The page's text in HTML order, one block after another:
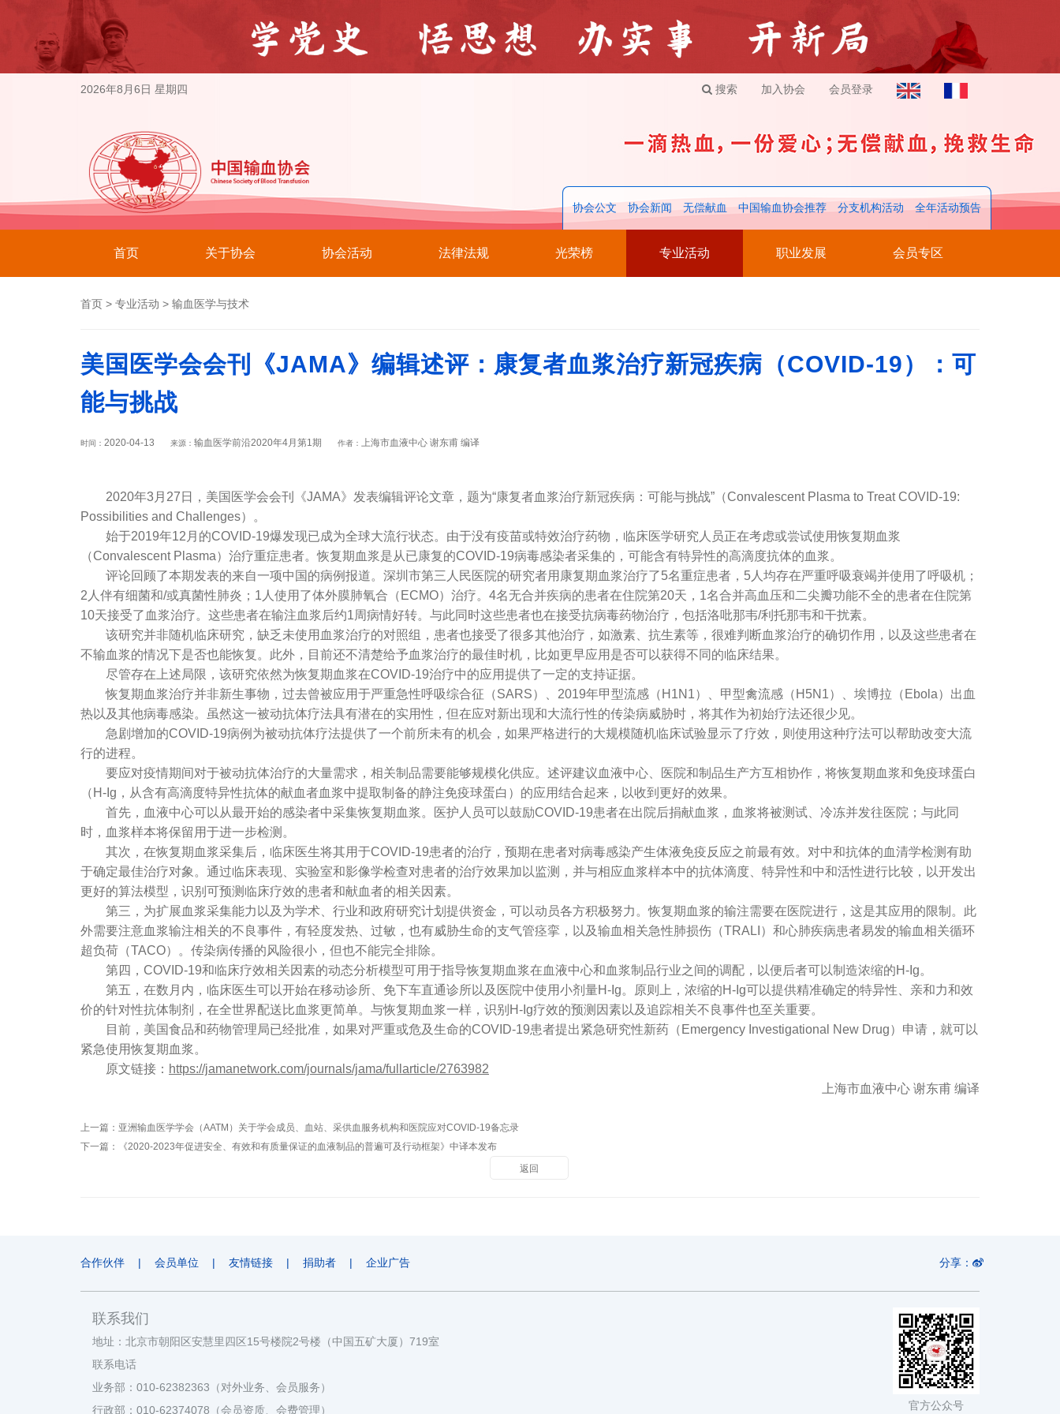
2026年8月6日 星期四 搜索 加入协会 会员登录
协会公文 协会新闻 无偿献血 中国输血协会推荐 分支机构活动 全年活动预告
首页 关于协会 协会活动 法律法规 光荣榜 专业活动 职业发展 会员专区
首页 > 专业活动 > 输血医学与技术
美国医学会会刊《JAMA》编辑述评：康复者血浆治疗新冠疾病（COVID-19）：可
能与挑战
时间： 2020-04-13 来源： 输血医学前沿2020年4月第1期 作者： 上海市血液中心 谢东甫 编译
2020年3月27日，美国医学会会刊《JAMA》发表编辑评论文章，题为“康复者血浆治疗新冠疾病：可能与挑战”（Convalescent Plasma to Treat COVID-19:
Possibilities and Challenges）。
始于2019年12月的COVID-19爆发现已成为全球大流行状态。由于没有疫苗或特效治疗药物，临床医学研究人员正在考虑或尝试使用恢复期血浆
（Convalescent Plasma）治疗重症患者。恢复期血浆是从已康复的COVID-19病毒感染者采集的，可能含有特异性的高滴度抗体的血浆。
评论回顾了本期发表的来自一项中国的病例报道。深圳市第三人民医院的研究者用康复期血浆治疗了5名重症患者，5人均存在严重呼吸衰竭并使用了呼吸机；
2人伴有细菌和/或真菌性肺炎；1人使用了体外膜肺氧合（ECMO）治疗。4名无合并疾病的患者在住院第20天，1名合并高血压和二尖瓣功能不全的患者在住院第
10天接受了血浆治疗。这些患者在输注血浆后约1周病情好转。与此同时这些患者也在接受抗病毒药物治疗，包括洛吡那韦/利托那韦和干扰素。
该研究并非随机临床研究，缺乏未使用血浆治疗的对照组，患者也接受了很多其他治疗，如激素、抗生素等，很难判断血浆治疗的确切作用，以及这些患者在
不输血浆的情况下是否也能恢复。此外，目前还不清楚给予血浆治疗的最佳时机，比如更早应用是否可以获得不同的临床结果。
尽管存在上述局限，该研究依然为恢复期血浆在COVID-19治疗中的应用提供了一定的支持证据。
恢复期血浆治疗并非新生事物，过去曾被应用于严重急性呼吸综合征（SARS）、2019年甲型流感（H1N1）、甲型禽流感（H5N1）、埃博拉（Ebola）出血
热以及其他病毒感染。虽然这一被动抗体疗法具有潜在的实用性，但在应对新出现和大流行性的传染病威胁时，将其作为初始疗法还很少见。
急剧增加的COVID-19病例为被动抗体疗法提供了一个前所未有的机会，如果严格进行的大规模随机临床试验显示了疗效，则使用这种疗法可以帮助改变大流
行的进程。
要应对疫情期间对于被动抗体治疗的大量需求，相关制品需要能够规模化供应。述评建议血液中心、医院和制品生产方互相协作，将恢复期血浆和免疫球蛋白
（H-Ig，从含有高滴度特异性抗体的献血者血浆中提取制备的静注免疫球蛋白）的应用结合起来，以收到更好的效果。
首先，血液中心可以从最开始的感染者中采集恢复期血浆。医护人员可以鼓励COVID-19患者在出院后捐献血浆，血浆将被测试、冷冻并发往医院；与此同
时，血浆样本将保留用于进一步检测。
其次，在恢复期血浆采集后，临床医生将其用于COVID-19患者的治疗，预期在患者对病毒感染产生体液免疫反应之前最有效。对中和抗体的血清学检测有助
于确定最佳治疗对象。通过临床表现、实验室和影像学检查对患者的治疗效果加以监测，并与相应血浆样本中的抗体滴度、特异性和中和活性进行比较，以开发出
更好的算法模型，识别可预测临床疗效的患者和献血者的相关因素。
第三，为扩展血浆采集能力以及为学术、行业和政府研究计划提供资金，可以动员各方积极努力。恢复期血浆的输注需要在医院进行，这是其应用的限制。此
外需要注意血浆输注相关的不良事件，有轻度发热、过敏，也有威胁生命的支气管痉挛，以及输血相关急性肺损伤（TRALI）和心肺疾病患者易发的输血相关循环
超负荷（TACO）。传染病传播的风险很小，但也不能完全排除。
第四，COVID-19和临床疗效相关因素的动态分析模型可用于指导恢复期血浆在血液中心和血浆制品行业之间的调配，以便后者可以制造浓缩的H-Ig。
第五，在数月内，临床医生可以开始在移动诊所、免下车直通诊所以及医院中使用小剂量H-Ig。原则上，浓缩的H-Ig可以提供精准确定的特异性、亲和力和效
价的针对性抗体制剂，在全世界配送比血浆更简单。与恢复期血浆一样，识别H-Ig疗效的预测因素以及追踪相关不良事件也至关重要。
目前，美国食品和药物管理局已经批准，如果对严重或危及生命的COVID-19患者提出紧急研究性新药（Emergency Investigational New Drug）申请，就可以
紧急使用恢复期血浆。
原文链接： https://jamanetwork.com/journals/jama/fullarticle/2763982
上海市血液中心 谢东甫 编译
上一篇： 亚洲输血医学学会（AATM）关于学会成员、血站、采供血服务机构和医院应对COVID-19备忘录
下一篇：
《2020-2023年促进安全、有效和有质量保证的血液制品的普遍可及行动框架》中译本发布
返回
合作伙伴 | 会员单位 | 友情链接 | 捐助者 | 企业广告 分享：
联系我们
地址：北京市朝阳区安慧里四区15号楼院2号楼（中国五矿大厦）719室
联系电话
业务部：010-62382363（对外业务、会员服务）
行政部：010-62374078（会员资质、会费管理）
官方公众号